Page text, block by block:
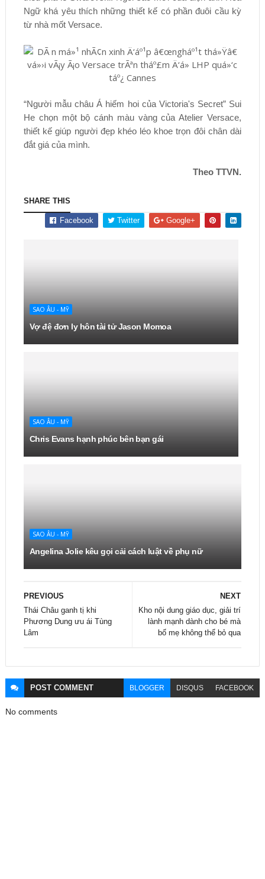
Ngữ khá yêu thích những thiết kế có phần đuôi cầu kỳ
từ nhà mốt Versace.
“Người mẫu châu Á hiếm hoi của Victoria's Secret” Sui
He chọn một bộ cánh màu vàng của Atelier Versace,
thiết kế giúp người đẹp khéo léo khoe trọn đôi chân dài
đắt giá của mình.
Theo TTVN.
SHARE THIS
Facebook Twitter Google+
SAO ÂU - MỸ
Vợ đệ đơn ly hôn tài tử Jason Momoa
SAO ÂU - MỸ
Chris Evans hạnh phúc bên bạn gái
SAO ÂU - MỸ
Angelina Jolie kêu gọi cải cách luật về phụ nữ
NEXT
Kho nội dung giáo dục, giải trí
lành mạnh dành cho bé mà
bố mẹ không thể bỏ qua
PREVIOUS
Thái Châu ganh tị khi
Phương Dung ưu ái Tùng
Lâm
POST COMMENT BLOGGER DISQUS FACEBOOK
No comments